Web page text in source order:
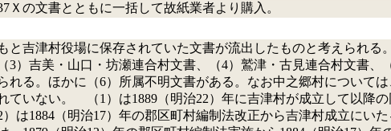
Ｘの文書とともに一括して故紙業者より購入。
と吉津村役場に保存されていた文書が流出したものと考えられ
3）吉美・山口・坊瀬連合村文書、（4）鷲津・古見連合村文書
れる。ほかに（6）所属不明文書がある。なお中之郷村について
ていない。 （1）は1889（明治22）年に吉津村が成立して以降
は1884（明治17）年の郡区町村編制法改正から吉津村成立にい